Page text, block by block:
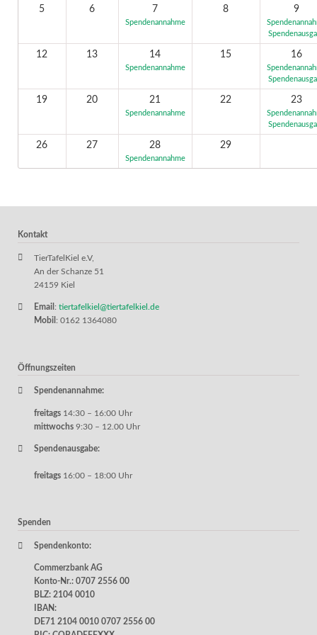
5 6 7
Spendenannahme
8 9
12 13 14
Spendenannahme
15 16
19 20 21
Spendenannahme
22 23
26 27 28
Spendenannahme
29
Kontakt
TierTafelKiel e.V,
An der Schanze 51
24159 Kiel
Email : tiertafelkiel@tiertafelkiel.de
Mobil : 0162 1364080
Öffnungszeiten
Spendenannahme:
freitags 14:30 – 16:00 Uhr
mittwochs 9:30 – 12.00 Uhr
Spendenausgabe:
freitags 16:00 – 18:00 Uhr
Spenden
Spendenkonto:
Commerzbank AG
Konto-Nr.: 0707 2556 00
BLZ: 2104 0010
IBAN:
DE71 2104 0010 0707 2556 00